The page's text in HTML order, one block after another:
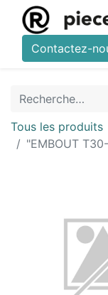
Contactez-
Tous les produits
"EMBOUT